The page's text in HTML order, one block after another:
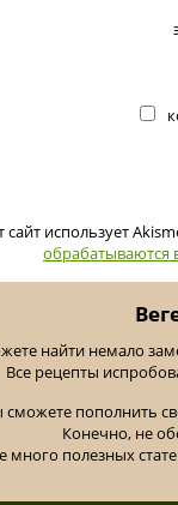
сайт использует
найти немало
Все рецепты
сможете пополнить
Конечно, не
много полезных